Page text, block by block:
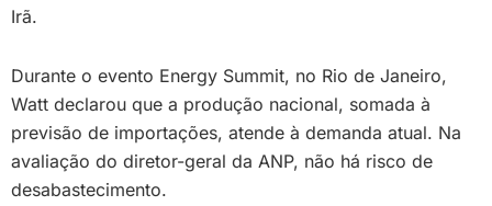
Irã.
Durante o evento Energy Summit, no Rio de Janeiro,
Watt declarou que a produção nacional, somada à
previsão de importações, atende à demanda atual. Na
avaliação do diretor-geral da ANP, não há risco de
desabastecimento.